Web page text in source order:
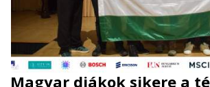
Magyar diákok sikere a